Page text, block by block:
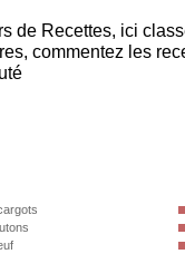
de Recettes, ici
commentez les